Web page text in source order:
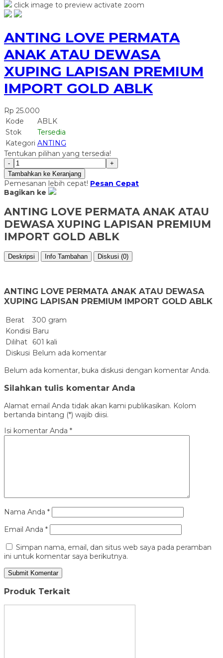
click image to preview activate zoom
ANTING LOVE PERMATA
ANAK ATAU DEWASA
XUPING LAPISAN PREMIUM
IMPORT GOLD ABLK
Rp 25.000
Kode
ABLK
Stok
Tersedia
Kategori ANTING
Tentukan pilihan yang tersedia!
-
+
Tambahkan ke Keranjang
Pemesanan lebih cepat! Pesan Cepat
Bagikan ke
ANTING LOVE PERMATA ANAK ATAU
DEWASA XUPING LAPISAN PREMIUM
IMPORT GOLD ABLK
Deskripsi Info Tambahan Diskusi (0)
ANTING LOVE PERMATA ANAK ATAU DEWASA
XUPING LAPISAN PREMIUM IMPORT GOLD ABLK
Berat
300 gram
Kondisi Baru
Dilihat
601 kali
Diskusi Belum ada komentar
Belum ada komentar, buka diskusi dengan komentar Anda.
Silahkan tulis komentar Anda
Alamat email Anda tidak akan kami publikasikan. Kolom
bertanda bintang (*) wajib diisi.
Isi komentar Anda *
Nama Anda *
Email Anda *
Simpan nama, email, dan situs web saya pada peramban
ini untuk komentar saya berikutnya.
Produk Terkait